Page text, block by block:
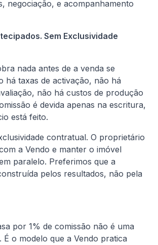
negociação, e acompanhamento
Sem Exclusividade
nada antes de a venda se
há taxas de activação, não há
não há custos de produção
é devida apenas na escritura,
está feito.
contratual. O proprietário
a Vendo e manter o imóvel
paralelo. Preferimos que a
pelos resultados, não pela
por 1% de comissão não é uma
É o modelo que a Vendo pratica